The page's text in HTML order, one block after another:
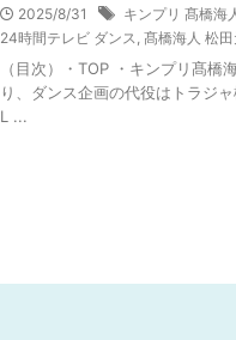
2025/8/31 キンプリ 髙橋海
24時間テレビ ダンス, 髙橋海人 松
（目次）・TOP ・キンプリ髙
り、ダンス企画の代役はトラジ
L ...